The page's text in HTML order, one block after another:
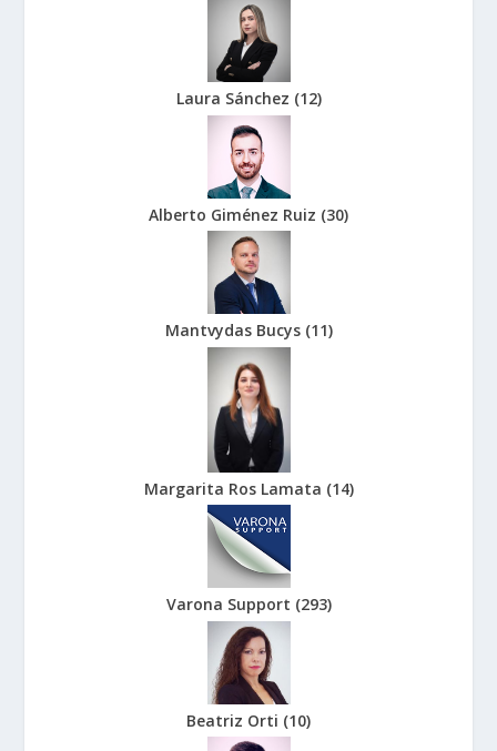
Laura Sánchez (12)
Alberto Giménez Ruiz (30)
Mantvydas Bucys (11)
Margarita Ros Lamata (14)
Varona Support (293)
Beatriz Orti (10)